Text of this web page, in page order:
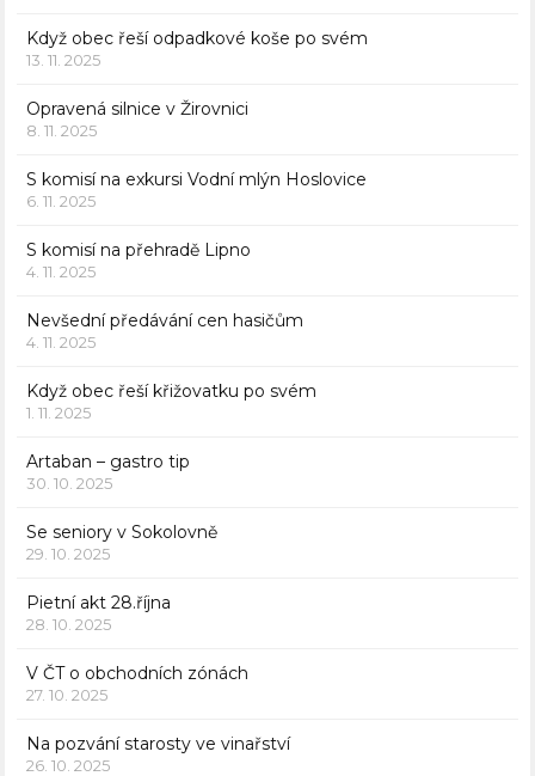
Když obec řeší odpadkové koše po svém
13. 11. 2025
Opravená silnice v Žirovnici
8. 11. 2025
S komisí na exkursi Vodní mlýn Hoslovice
6. 11. 2025
S komisí na přehradě Lipno
4. 11. 2025
Nevšední předávání cen hasičům
4. 11. 2025
Když obec řeší křižovatku po svém
1. 11. 2025
Artaban – gastro tip
30. 10. 2025
Se seniory v Sokolovně
29. 10. 2025
Pietní akt 28.října
28. 10. 2025
V ČT o obchodních zónách
27. 10. 2025
Na pozvání starosty ve vinařství
26. 10. 2025